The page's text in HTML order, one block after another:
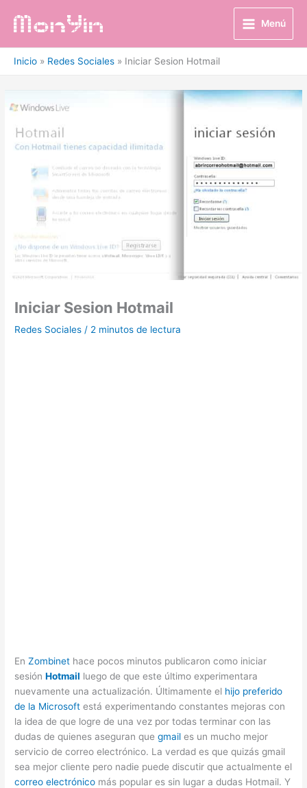
Menú
Inicio Redes Sociales Iniciar Sesion Hotmail
Iniciar Sesion Hotmail
Redes Sociales / 2 minutos de lectura
EnZombinet hace pocos minutos publicaron como iniciar
sesiónHotmail luego de que este último experimentara
nuevamente una actualización. Últimamente el hijo preferido
de la Microsoft está experimentando constantes mejoras con
la idea de que logre de una vez por todas terminar con las
dudas de quienes aseguran quegmail es un mucho mejor
servicio de correo electrónico. La verdad es que quizás gmail
sea mejor cliente pero nadie puede discutir que actualmente el
correo electrónico más popular es sin lugar a dudas Hotmail. Y